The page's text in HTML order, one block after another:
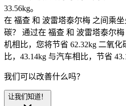
33.56kg。
在 福查 和 波雷塔泰尔梅 之间乘
碳？
通过在 福查 和 波雷塔泰尔
机相比，您将节省 62.32kg 二氧
比，43.14kg 与汽车相比，节省
我们可以改善什么吗？
让我们知道！